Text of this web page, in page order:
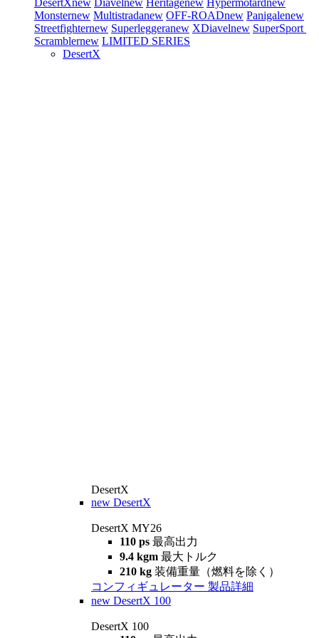
DesertXnew Diavelnew Heritagenew Hypermotardnew
Monsternew Multistradanew OFF-ROADnew Panigalenew
Streetfighternew Superleggeranew XDiavelnew SuperSport
Scramblernew LIMITED SERIES
DesertX
DesertX
new DesertX
DesertX MY26
110 ps 最高出力
9.4 kgm 最大トルク
210 kg 装備重量（燃料を除く）
コンフィギュレーター 製品詳細
new DesertX 100
DesertX 100